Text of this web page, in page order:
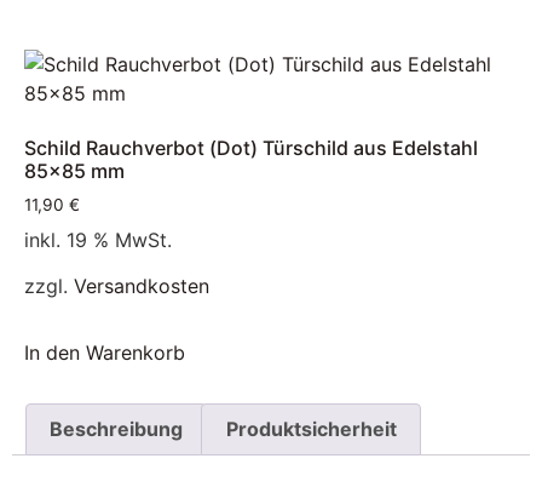
Schild Rauchverbot (Dot) Türschild aus Edelstahl
85×85 mm
11,90 €
inkl. 19 % MwSt.
zzgl. Versandkosten
In den Warenkorb
Beschreibung Produktsicherheit